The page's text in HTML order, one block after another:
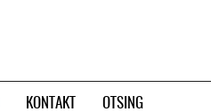
KONTAKT OTSING